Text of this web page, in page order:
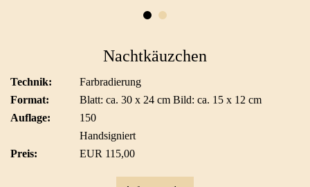
Nachtkäuzchen
Technik:
Farbradierung
Format:
Blatt: ca. 30 x 24 cm Bild: ca. 15 x 12 cm
Auflage:
150
Handsigniert
Preis:
EUR 115,00